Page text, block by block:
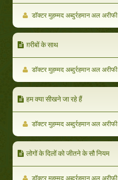
डॉक्टर मुहम्मद अब्दुर्रहमान अल अरीफी
ग़रीबों के साथ
डॉक्टर मुहम्मद अब्दुर्रहमान अल अरीफी
हम क्या सीखने जा रहे हैं
डॉक्टर मुहम्मद अब्दुर्रहमान अल अरीफी
लोगों के दिलों को जीतने के सौ नियम
डॉक्टर मुहम्मद अब्दुर्रहमान अल अरीफी